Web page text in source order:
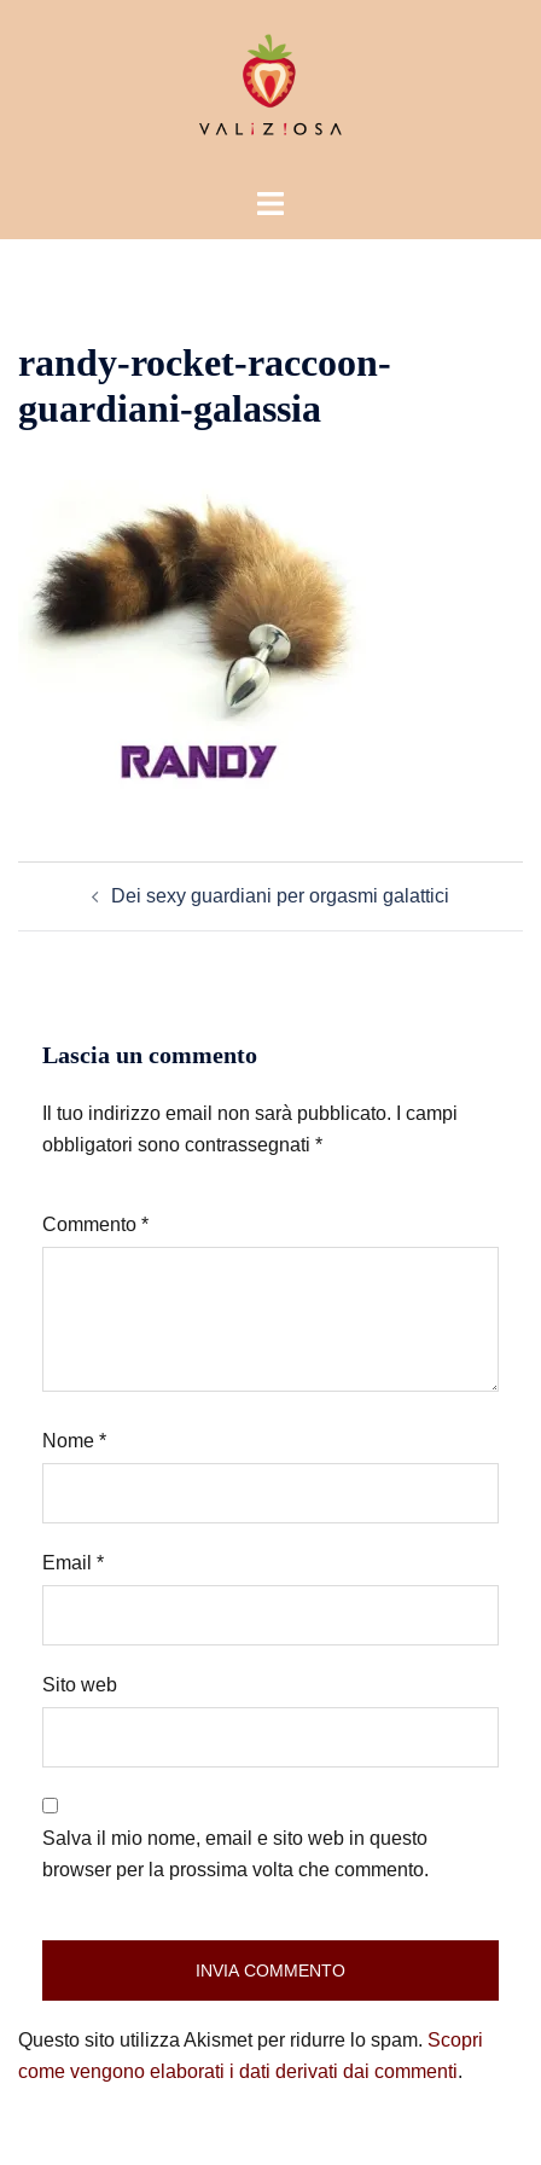
Mostra/Nascondi
randy-rocket-raccoon-
guardiani-galassia
articoloDei sexy guardiani per orgasmi galattici
Lascia un commento
Il tuo indirizzo email non sarà pubblicato.
I campi
obbligatori sono contrassegnati *
Commento *
Nome *
Email *
Sito web
Salva il mio nome, email e sito web in questo
browser per la prossima volta che commento.
Questo sito utilizza Akismet per ridurre lo spam. Scopri
come vengono elaborati i dati derivati dai commenti.